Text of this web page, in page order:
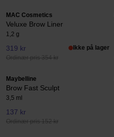
MAC Cosmetics
Veluxe Brow Liner
1,2 g
319 kr
Ordinær pris 354 kr
Ikke på lager
Maybelline
Brow Fast Sculpt
3,5 ml
137 kr
Ordinær pris 152 kr